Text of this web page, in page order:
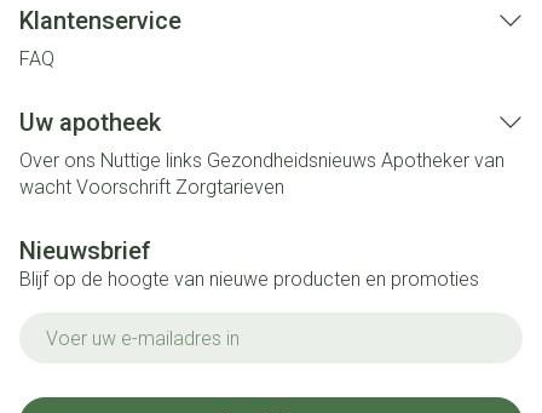
Klantenservice
FAQ
Uw apotheek
Over ons Nuttige links Gezondheidsnieuws Apotheker van
wacht Voorschrift Zorgtarieven
Nieuwsbrief
Blijf op de hoogte van nieuwe producten en promoties